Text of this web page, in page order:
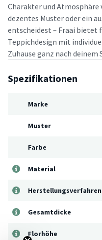
Charakter und Atmosphäre
dezentes Muster oder ein
entscheidest – Fraai bietet
Teppichdesign mit
Zuhause ganz nach deinem
Spezifikationen
Marke
Muster
Farbe
Material
Herstellungsverfahren
Gesamtdicke
Florhöhe